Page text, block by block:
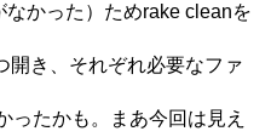
かった）ためrake cleanを
開き、それぞれ必要なファ
ったかも。まあ今回は見え